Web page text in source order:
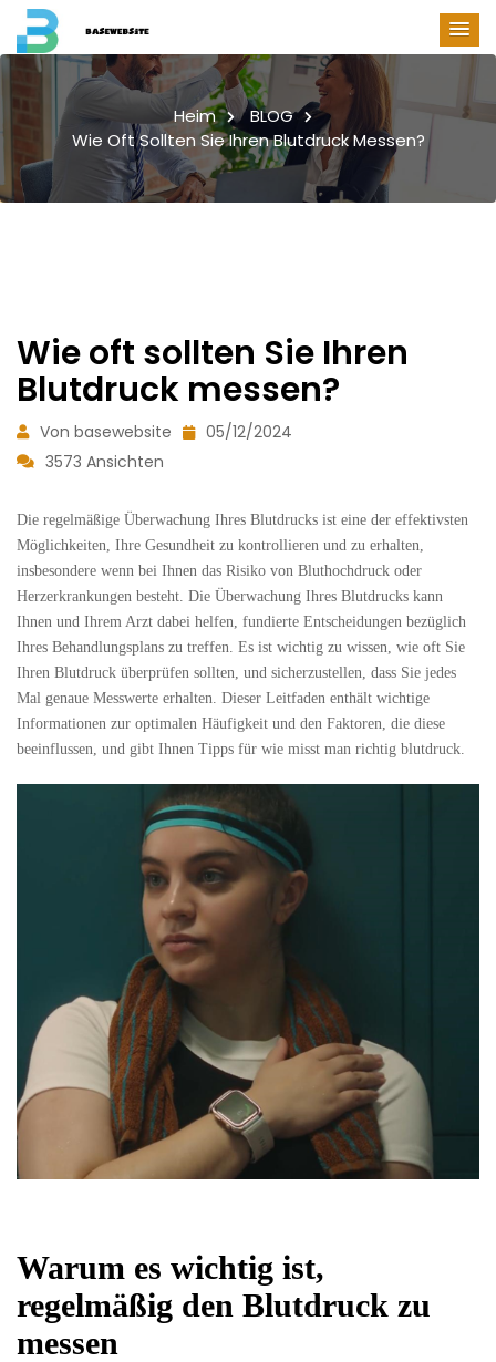
Heim
BLOG
Wie Oft Sollten Sie Ihren Blutdruck Messen?
Wie oft sollten Sie Ihren
Blutdruck messen?
Von basewebsite
05/12/2024
3573 Ansichten
Die regelmäßige Überwachung Ihres Blutdrucks ist eine der effektivsten
Möglichkeiten, Ihre Gesundheit zu kontrollieren und zu erhalten,
insbesondere wenn bei Ihnen das Risiko von Bluthochdruck oder
Herzerkrankungen besteht. Die Überwachung Ihres Blutdrucks kann
Ihnen und Ihrem Arzt dabei helfen, fundierte Entscheidungen bezüglich
Ihres Behandlungsplans zu treffen. Es ist wichtig zu wissen, wie oft Sie
Ihren Blutdruck überprüfen sollten, und sicherzustellen, dass Sie jedes
Mal genaue Messwerte erhalten. Dieser Leitfaden enthält wichtige
Informationen zur optimalen Häufigkeit und den Faktoren, die diese
beeinflussen, und gibt Ihnen Tipps für wie misst man richtig blutdruck.
Warum es wichtig ist,
regelmäßig den Blutdruck zu
messen